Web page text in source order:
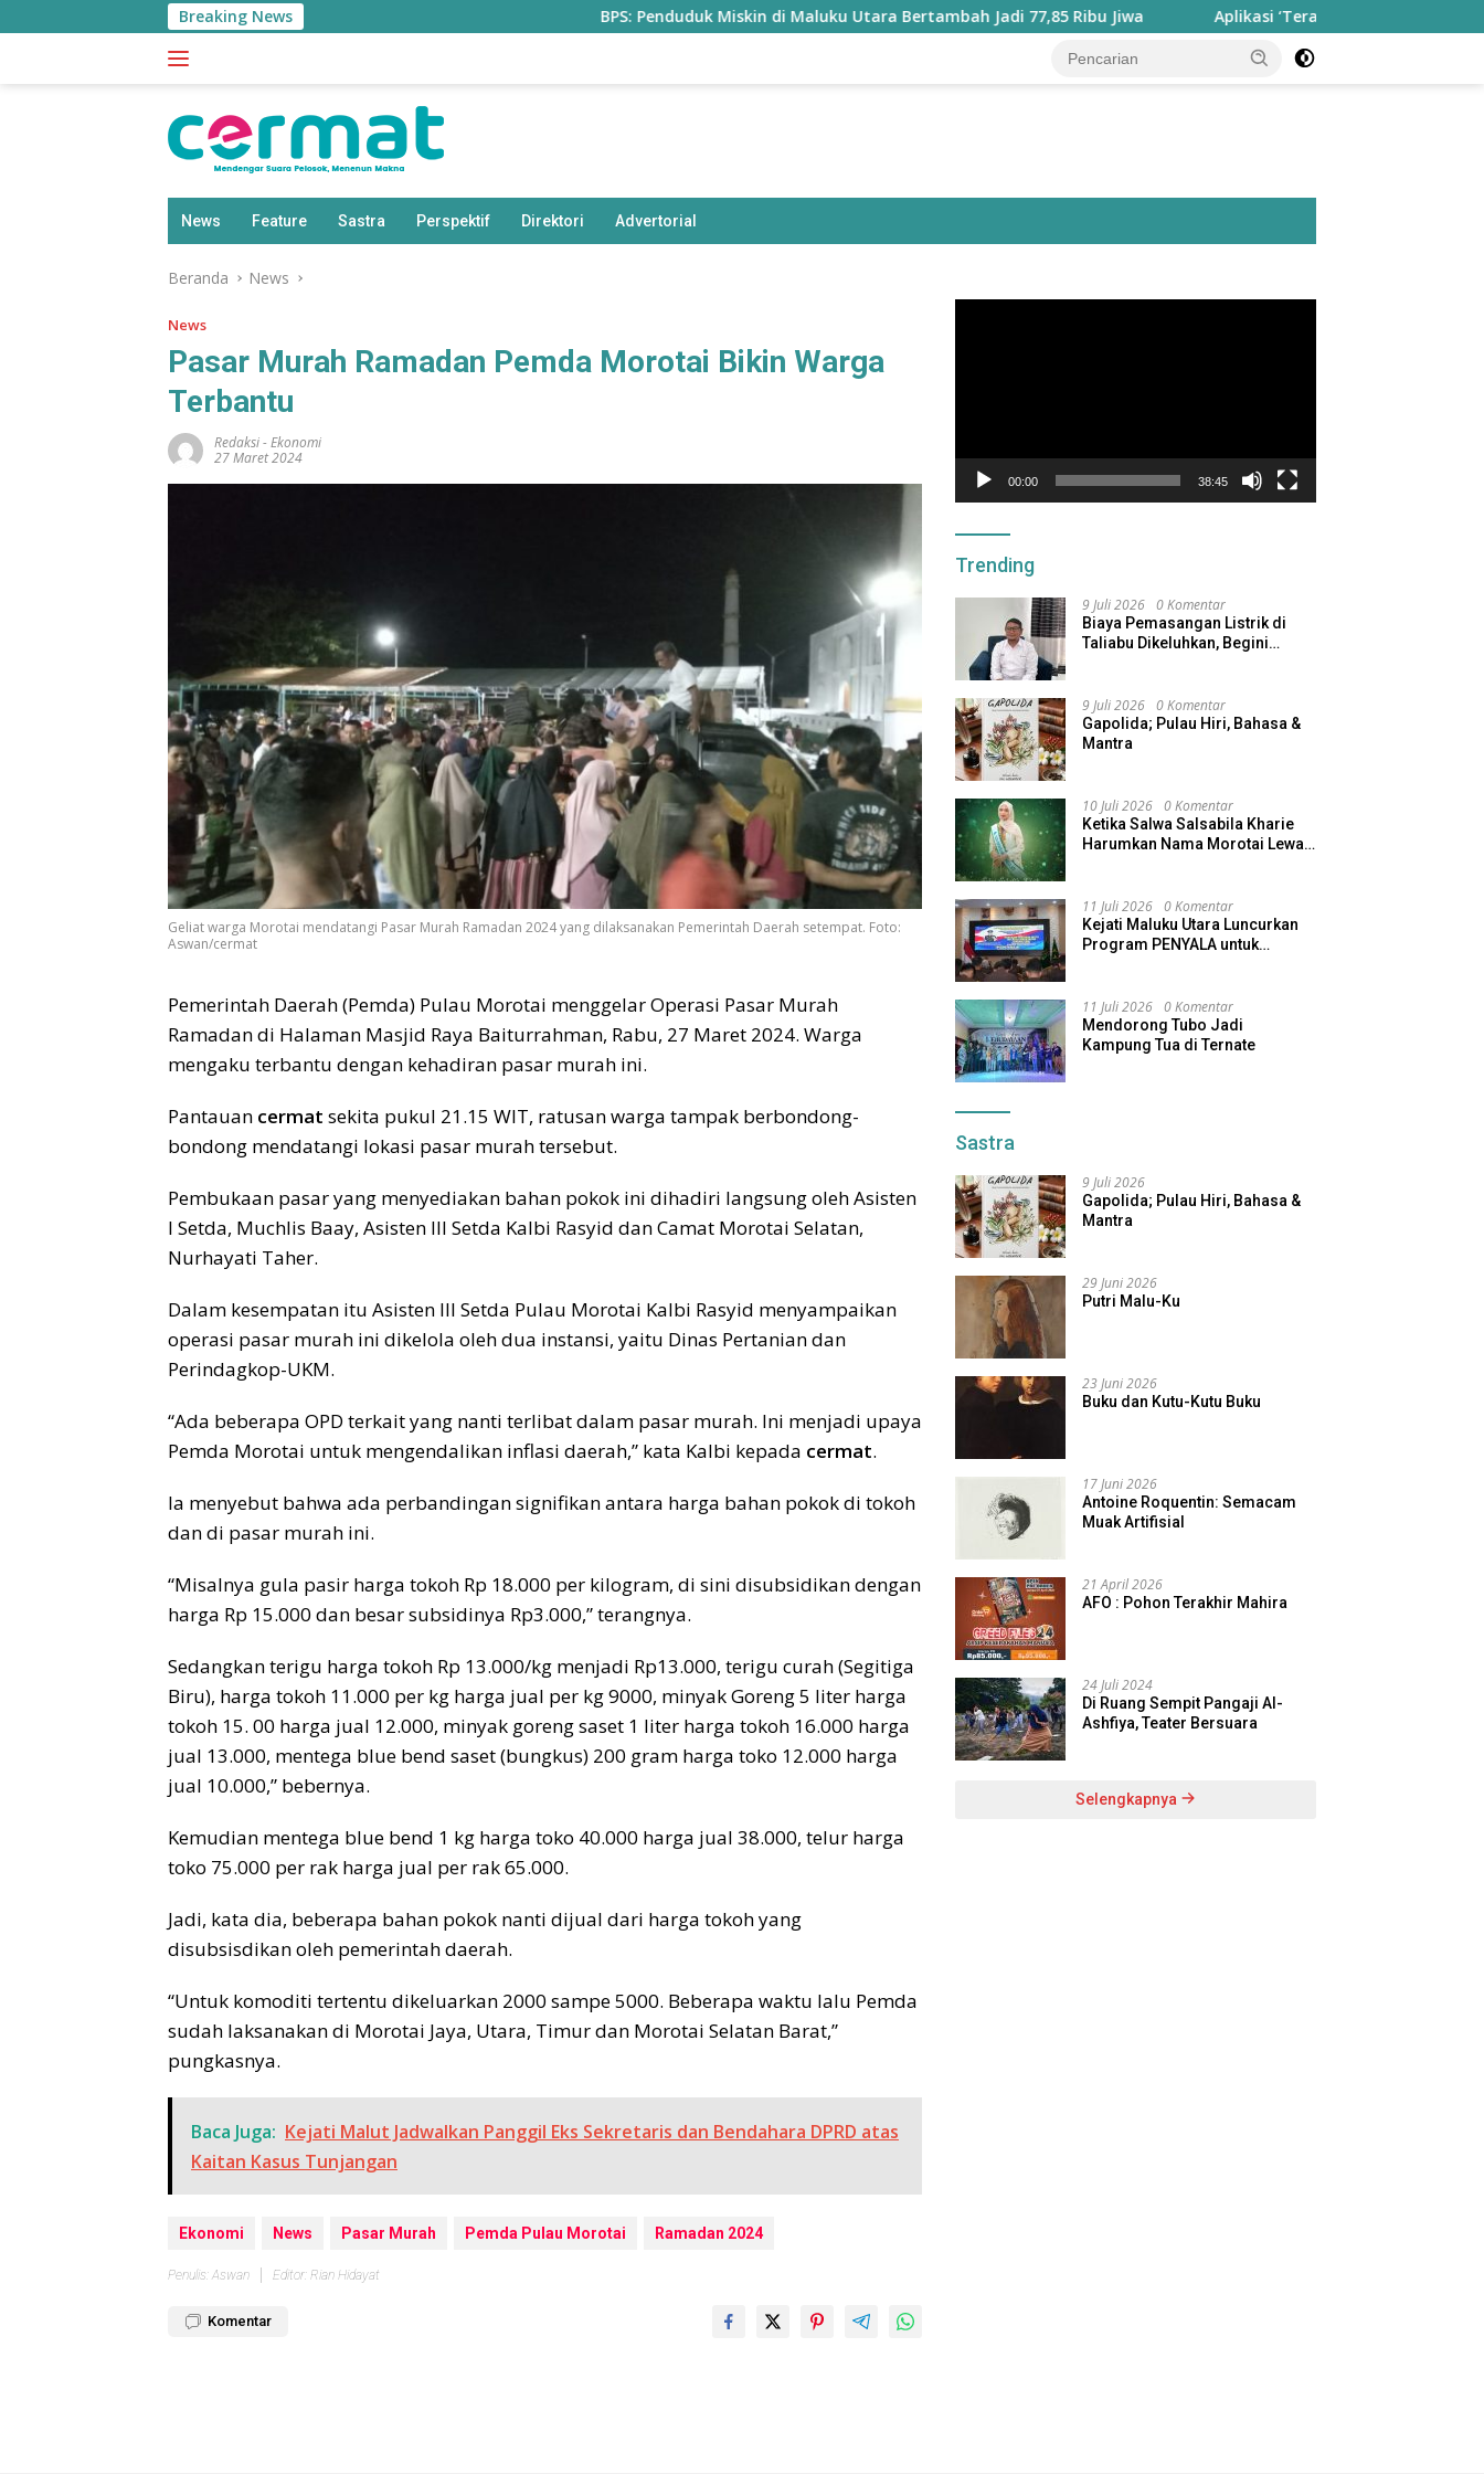
ke
Breaking News BPS: Penduduk Miskin di Maluku Utara Bertambah Jadi 77,85 Ribu Jiwa Aplikasi ‘Teras Pendidikan’ Disiapkan
News Feature Sastra Perspektif Direktori Advertorial
Beranda News
News
Pasar Murah Ramadan Pemda Morotai Bikin Warga
Terbantu
Redaksi-Ekonomi
27 Maret 2024
Geliat warga Morotai mendatangi Pasar Murah Ramadan 2024 yang dilaksanakan Pemerintah Daerah setempat. Foto:
Aswan/cermat
Pemerintah Daerah (Pemda) Pulau Morotai menggelar Operasi Pasar Murah
Ramadan di Halaman Masjid Raya Baiturrahman, Rabu, 27 Maret 2024. Warga
mengaku terbantu dengan kehadiran pasar murah ini.
Pantauan cermat sekita pukul 21.15 WIT, ratusan warga tampak berbondong-
bondong mendatangi lokasi pasar murah tersebut.
Pembukaan pasar yang menyediakan bahan pokok ini dihadiri langsung oleh Asisten
l Setda, Muchlis Baay, Asisten lll Setda Kalbi Rasyid dan Camat Morotai Selatan,
Nurhayati Taher.
Dalam kesempatan itu Asisten lll Setda Pulau Morotai Kalbi Rasyid menyampaikan
operasi pasar murah ini dikelola oleh dua instansi, yaitu Dinas Pertanian dan
Perindagkop-UKM.
“Ada beberapa OPD terkait yang nanti terlibat dalam pasar murah. Ini menjadi upaya
Pemda Morotai untuk mengendalikan inflasi daerah,” kata Kalbi kepada cermat.
Ia menyebut bahwa ada perbandingan signifikan antara harga bahan pokok di tokoh
dan di pasar murah ini.
“Misalnya gula pasir harga tokoh Rp 18.000 per kilogram, di sini disubsidikan dengan
harga Rp 15.000 dan besar subsidinya Rp3.000,” terangnya.
Sedangkan terigu harga tokoh Rp 13.000/kg menjadi Rp13.000, terigu curah (Segitiga
Biru), harga tokoh 11.000 per kg harga jual per kg 9000, minyak Goreng 5 liter harga
tokoh 15. 00 harga jual 12.000, minyak goreng saset 1 liter harga tokoh 16.000 harga
jual 13.000, mentega blue bend saset (bungkus) 200 gram harga toko 12.000 harga
jual 10.000,” bebernya.
Kemudian mentega blue bend 1 kg harga toko 40.000 harga jual 38.000, telur harga
toko 75.000 per rak harga jual per rak 65.000.
Jadi, kata dia, beberapa bahan pokok nanti dijual dari harga tokoh yang
disubsisdikan oleh pemerintah daerah.
“Untuk komoditi tertentu dikeluarkan 2000 sampe 5000. Beberapa waktu lalu Pemda
sudah laksanakan di Morotai Jaya, Utara, Timur dan Morotai Selatan Barat,”
pungkasnya.​
Baca Juga: Kejati Malut Jadwalkan Panggil Eks Sekretaris dan Bendahara DPRD atas
Kaitan Kasus Tunjangan
Ekonomi News Pasar Murah Pemda Pulau Morotai Ramadan 2024
Penulis: Aswan Editor: Rian Hidayat
Komentar
00:00 38:45
Trending
9 Juli 2026 0 Komentar
Biaya Pemasangan Listrik di
Taliabu Dikeluhkan, Begini
9 Juli 2026 0 Komentar
Gapolida; Pulau Hiri, Bahasa &
Mantra
10 Juli 2026 0 Komentar
Ketika Salwa Salsabila Kharie
Harumkan Nama Morotai Lewat
11 Juli 2026 0 Komentar
Kejati Maluku Utara Luncurkan
Program PENYALA untuk
11 Juli 2026 0 Komentar
Mendorong Tubo Jadi
Kampung Tua di Ternate
Sastra
9 Juli 2026
Gapolida; Pulau Hiri, Bahasa &
Mantra
29 Juni 2026
Putri Malu-Ku
23 Juni 2026
Buku dan Kutu-Kutu Buku
17 Juni 2026
Antoine Roquentin: Semacam
Muak Artifisial
21 April 2026
AFO : Pohon Terakhir Mahira
24 Juli 2024
Di Ruang Sempit Pangaji Al-
Ashfiya, Teater Bersuara
Selengkapnya